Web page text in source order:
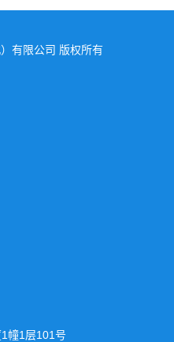
有限公司 版权所有
幢1层101号